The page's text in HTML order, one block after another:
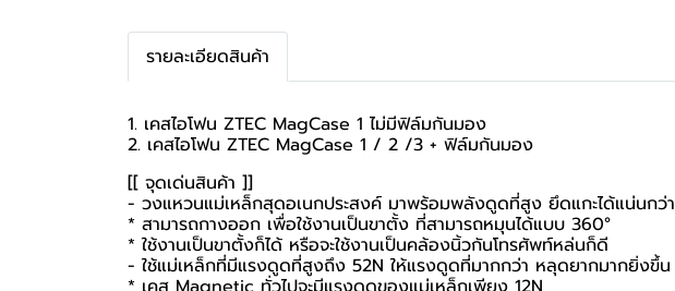
รายละเอียดสินค้า
1. เคสไอโฟน ZTEC MagCase 1 ไม่มีฟิล์มกันมอง
2. เคสไอโฟน ZTEC MagCase 1 / 2 /3 + ฟิล์มกันมอง
[[ จุดเด่นสินค้า ]]
- วงแหวนแม่เหล็กสุดอเนกประสงค์ มาพร้อมพลังดูดที่สูง ยึดแกะได้แน่นกว่า
* สามารถกางออก เพื่อใช้งานเป็นขาตั้ง ที่สามารถหมุนได้แบบ 360°
* ใช้งานเป็นขาตั้งก็ได้ หรือจะใช้งานเป็นคล้องนิ้วกันโทรศัพท์หล่นก็ดี
- ใช้แม่เหล็กที่มีแรงดูดที่สูงถึง 52N ให้แรงดูดที่มากกว่า หลุดยากมากยิ่งขึ้น